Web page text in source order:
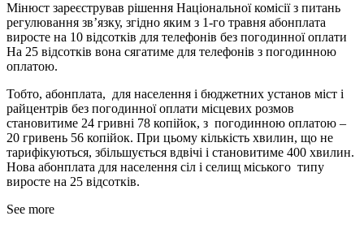
Мінюст зареєстрував рішення Національної комісії з питань
регулювання зв’язку, згідно яким з 1-го травня абонплата
виросте на 10 відсотків для телефонів без погодинної оплати
На 25 відсотків вона сягатиме для телефонів з погодинною
оплатою.
Тобто, абонплата, для населення і бюджетних установ міст і
райцентрів без погодинної оплати місцевих розмов
становитиме 24 гривні 78 копійок, з погодинною оплатою –
20 гривень 56 копійок. При цьому кількість хвилин, що не
тарифікуються, збільшується вдвічі і становитиме 400 хвилин.
Нова абонплата для населення сіл і селищ міського типу
виросте на 25 відсотків.
See more